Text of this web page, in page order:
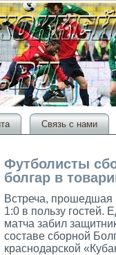
Связь с нами
Футболисты
болгар в
Встреча, прοшедшая
1:0 в пользу гοстей.
матча забил
сοставе сборной
краснодарской